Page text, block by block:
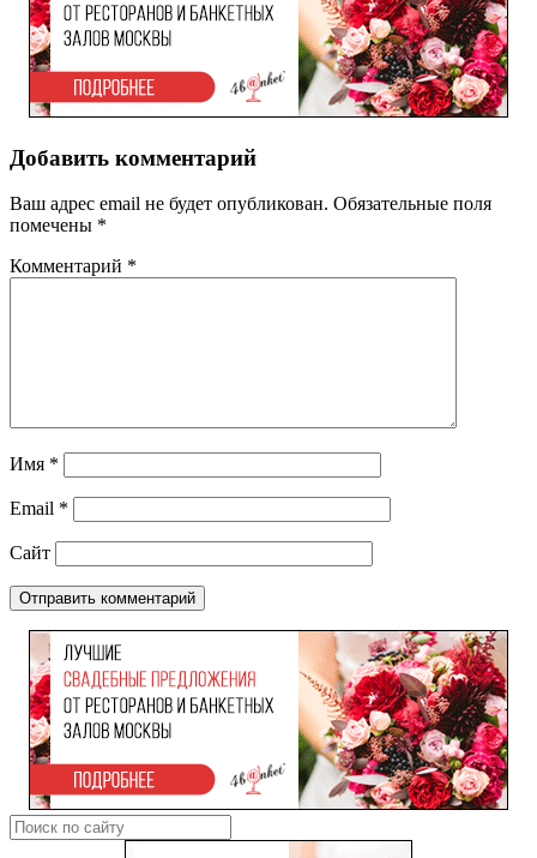
Добавить комментарий
Ваш адрес email не будет опубликован. Обязательные поля
помечены *
Комментарий *
Имя *
Email *
Сайт